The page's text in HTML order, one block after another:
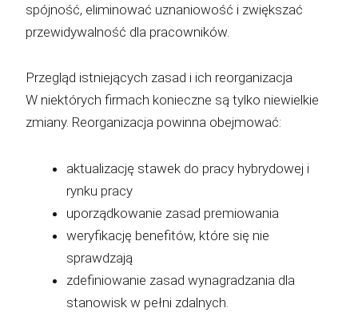
spójność, eliminować uznaniowość i zwiększać
przewidywalność dla pracowników.
Przegląd istniejących zasad i ich reorganizacja
W niektórych firmach konieczne są tylko niewielkie
zmiany. Reorganizacja powinna obejmować:
aktualizację stawek do pracy hybrydowej i
rynku pracy
uporządkowanie zasad premiowania
weryfikację benefitów, które się nie
sprawdzają
zdefiniowanie zasad wynagradzania dla
stanowisk w pełni zdalnych.